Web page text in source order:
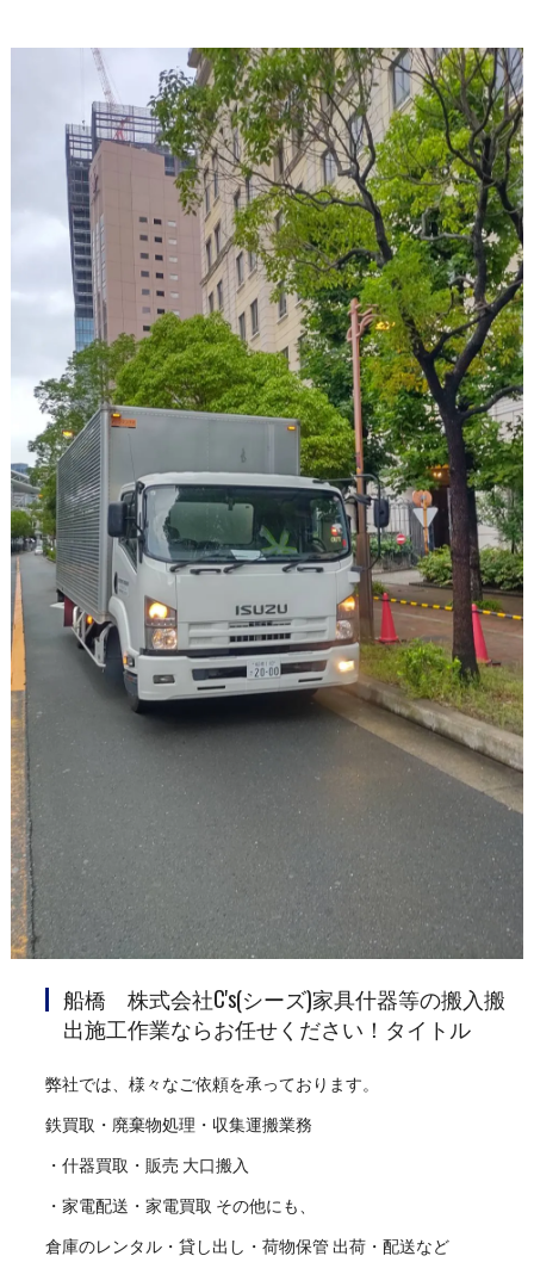
船橋 株式会社C's(シーズ)家具什器等の搬入搬
出施工作業ならお任せください！タイトル
弊社では、様々なご依頼を承っております。
鉄買取・廃棄物処理・収集運搬業務
・什器買取・販売 大口搬入
・家電配送・家電買取 その他にも、
倉庫のレンタル・貸し出し・荷物保管 出荷・配送など